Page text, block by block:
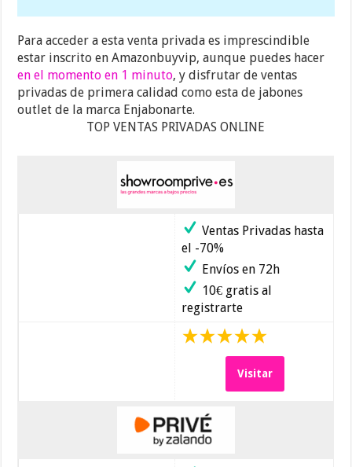
Para acceder a esta venta privada es imprescindible
estar inscrito en Amazonbuyvip, aunque puedes hacer
en el momento en 1 minuto, y disfrutar de ventas
privadas de primera calidad como esta de jabones
outlet de la marca Enjabonarte.
TOP VENTAS PRIVADAS ONLINE
Ventas Privadas hasta
el -70%
Envíos en 72h
10€ gratis al
registrarte
Visitar